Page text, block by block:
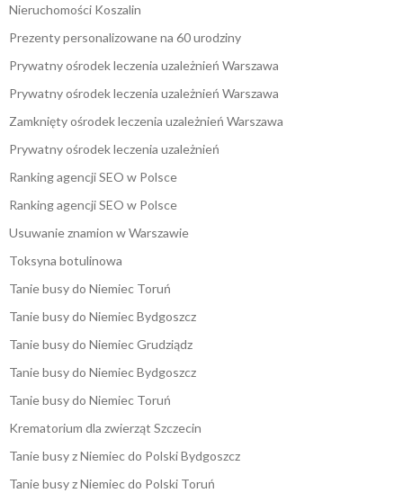
Nieruchomości Koszalin
Prezenty personalizowane na 60 urodziny
Prywatny ośrodek leczenia uzależnień Warszawa
Prywatny ośrodek leczenia uzależnień Warszawa
Zamknięty ośrodek leczenia uzależnień Warszawa
Prywatny ośrodek leczenia uzależnień
Ranking agencji SEO w Polsce
Ranking agencji SEO w Polsce
Usuwanie znamion w Warszawie
Toksyna botulinowa
Tanie busy do Niemiec Toruń
Tanie busy do Niemiec Bydgoszcz
Tanie busy do Niemiec Grudziądz
Tanie busy do Niemiec Bydgoszcz
Tanie busy do Niemiec Toruń
Krematorium dla zwierząt Szczecin
Tanie busy z Niemiec do Polski Bydgoszcz
Tanie busy z Niemiec do Polski Toruń